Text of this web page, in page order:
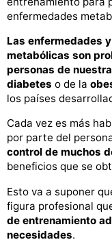
enfermedades
Las enfermedades
metabólicas son
personas de
diabetes o de la
los países
Cada vez es más
por parte del
control de muchos
beneficios que se
Esto va a suponer
figura profesional
de entrenamiento
necesidades.